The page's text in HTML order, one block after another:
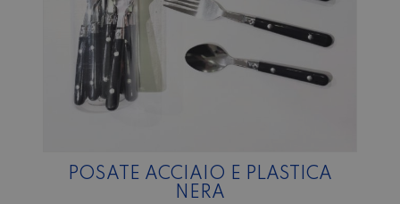
POSATE ACCIAIO E PLASTICA
NERA